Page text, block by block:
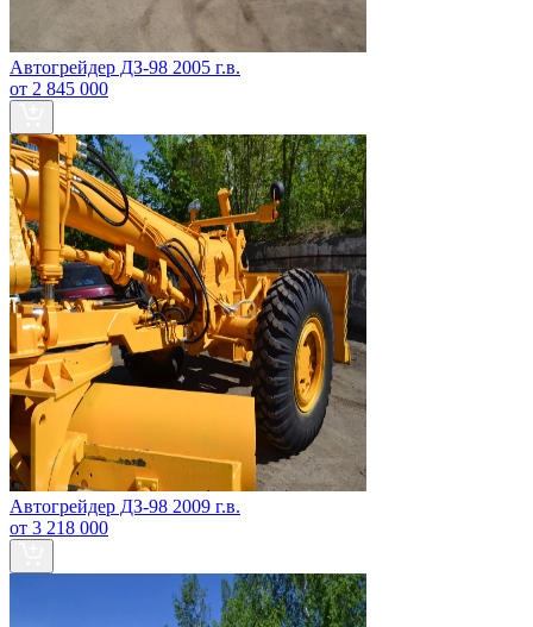
Автогрейдер ДЗ-98 2005 г.в.
от 2 845 000
Автогрейдер ДЗ-98 2009 г.в.
от 3 218 000